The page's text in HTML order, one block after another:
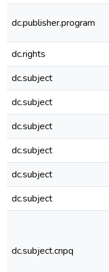
dc.publisher.program
dc.rights
dc.subject
dc.subject
dc.subject
dc.subject
dc.subject
dc.subject
dc.subject.cnpq